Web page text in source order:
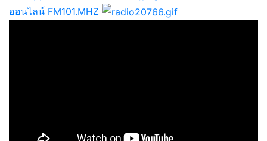
ออนไลน์ FM101.MHZ